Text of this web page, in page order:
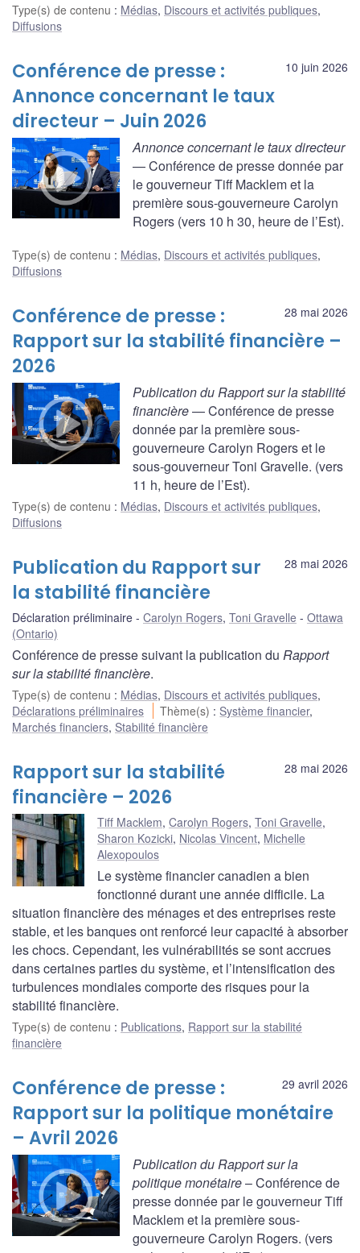
Type(s) de contenu : Médias, Discours et activités publiques,
Diffusions
10 juin 2026
Conférence de presse :
Annonce concernant le taux
directeur – Juin 2026
Annonce concernant le taux directeur
— Conférence de presse donnée par
le gouverneur Tiff Macklem et la
première sous-gouverneure Carolyn
Rogers (vers 10 h 30, heure de l’Est).
Type(s) de contenu : Médias, Discours et activités publiques,
Diffusions
28 mai 2026
Conférence de presse :
Rapport sur la stabilité financière –
2026
Publication du Rapport sur la stabilité
financière— Conférence de presse
donnée par la première sous-
gouverneure Carolyn Rogers et le
sous-gouverneur Toni Gravelle. (vers
11 h, heure de l’Est).
Type(s) de contenu : Médias, Discours et activités publiques,
Diffusions
28 mai 2026
Publication du Rapport sur
la stabilité financière
Déclaration préliminaire Carolyn Rogers, Toni Gravelle
Ottawa
(Ontario)
Conférence de presse suivant la publication du Rapport
sur la stabilité financière.
Type(s) de contenu : Médias, Discours et activités publiques,
Déclarations préliminaires
Thème(s) : Système financier,
Marchés financiers, Stabilité financière
28 mai 2026
Rapport sur la stabilité
financière – 2026
Tiff Macklem, Carolyn Rogers, Toni Gravelle,
Sharon Kozicki, Nicolas Vincent, Michelle
Alexopoulos
Le système financier canadien a bien
fonctionné durant une année difficile. La
situation financière des ménages et des entreprises reste
stable, et les banques ont renforcé leur capacité à absorber
les chocs. Cependant, les vulnérabilités se sont accrues
dans certaines parties du système, et l’intensification des
turbulences mondiales comporte des risques pour la
stabilité financière.
Type(s) de contenu : Publications, Rapport sur la stabilité
financière
29 avril 2026
Conférence de presse :
Rapport sur la politique monétaire
– Avril 2026
Publication du Rapport sur la
politique monétaire– Conférence de
presse donnée par le gouverneur Tiff
Macklem et la première sous-
gouverneure Carolyn Rogers. (vers